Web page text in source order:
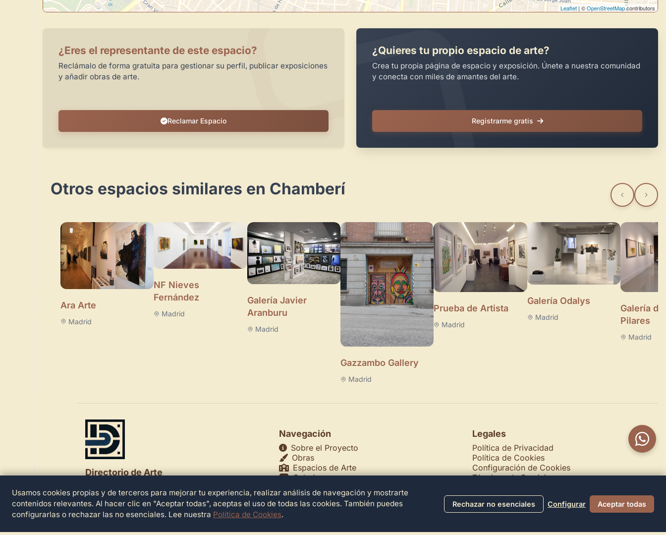
Leaflet | ©OpenStreetMapcontributors
¿Eres el representante de este espacio?
Reclámalo de forma gratuita para gestionar su perfil, publicar exposiciones
y añadir obras de arte.
Reclamar Espacio
¿Quieres tu propio espacio de arte?
Crea tu propia página de espacio y exposición. Únete a nuestra comunidad
y conecta con miles de amantes del arte.
Registrarme gratis
Otros espacios similares en Chamberí
Ara Arte
Madrid
NF Nieves
Fernández
Madrid
Galería Javier
Aranburu
Madrid
Gazzambo Gallery
Madrid
Prueba de Artista
Madrid
Galería Odalys
Madrid
Galería
Pilares
Madrid
Directorio de Arte
© 2026 Directorio de Arte. Todos los derechos
reservados.
Navegación
Sobre el Proyecto
Obras
Espacios de Arte
Galerías
Museos
Teatros
Legales
Política de Privacidad
Política de Cookies
Configuración de Cookies
Términos de Servicio
Usamos cookies propias y de terceros para mejorar tu experiencia, realizar análisis de navegación y mostrarte
contenidos relevantes. Al hacer clic en "Aceptar todas", aceptas el uso de todas las cookies. También puedes
configurarlas o rechazar las no esenciales. Lee nuestra Política de Cookies.
Rechazar no esenciales Configurar Aceptar todas